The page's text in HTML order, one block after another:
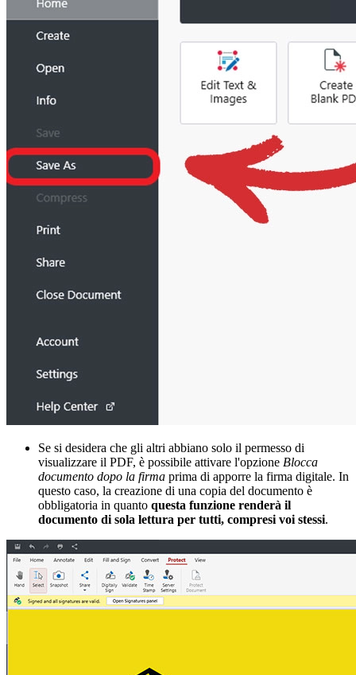
Se si desidera che gli altri abbiano solo il permesso di
visualizzare il PDF, è possibile attivare l'opzione Blocca
documento dopo la firma prima di apporre la firma digitale. In
questo caso, la creazione di una copia del documento è
obbligatoria in quanto questa funzione renderà il
documento di sola lettura per tutti, compresi voi stessi.